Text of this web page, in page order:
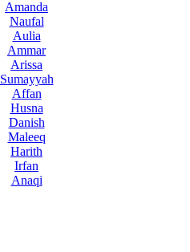
Amanda
Naufal
Aulia
Ammar
Arissa
Sumayyah
Affan
Husna
Danish
Maleeq
Harith
Irfan
Anaqi